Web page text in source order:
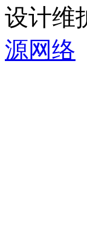
设计维
源网络